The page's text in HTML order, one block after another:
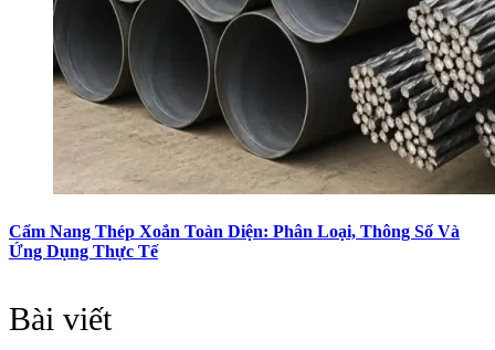
Cẩm Nang Thép Xoắn Toàn Diện: Phân Loại, Thông Số Và
Ứng Dụng Thực Tế
Bài viết